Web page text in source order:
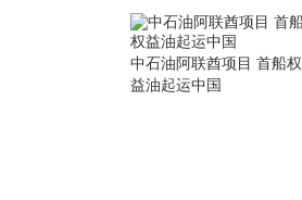
中石油阿联酋项目 首船权
益油起运中国